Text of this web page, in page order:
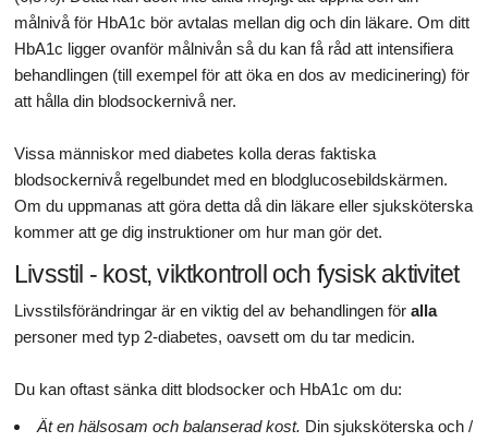
målnivå för HbA1c bör avtalas mellan dig och din läkare. Om ditt
HbA1c ligger ovanför målnivån så du kan få råd att intensifiera
behandlingen (till exempel för att öka en dos av medicinering) för
att hålla din blodsockernivå ner.
Vissa människor med diabetes kolla deras faktiska
blodsockernivå regelbundet med en blodglucosebildskärmen.
Om du uppmanas att göra detta då din läkare eller sjuksköterska
kommer att ge dig instruktioner om hur man gör det.
Livsstil - kost, viktkontroll och fysisk aktivitet
Livsstilsförändringar är en viktig del av behandlingen för alla
personer med typ 2-diabetes, oavsett om du tar medicin.
Du kan oftast sänka ditt blodsocker och HbA1c om du:
Ät en hälsosam och balanserad kost. Din sjuksköterska och /